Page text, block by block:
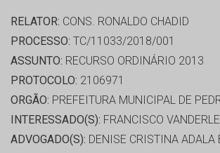
RELATOR: CONS. RONALDO CHADID
PROCESSO: TC/11033/2018/001
ASSUNTO: RECURSO ORDINÁRIO 2013
PROTOCOLO: 2106971
ORGÃO: PREFEITURA MUNICIPAL DE
INTERESSADO(S): FRANCISCO
ADVOGADO(S): DENISE CRISTINA ADALA